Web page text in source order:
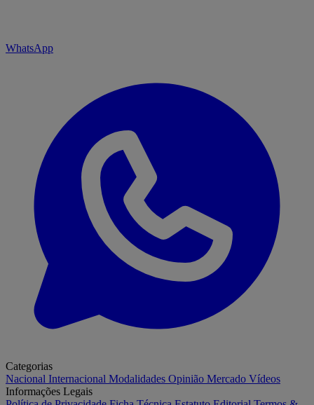
WhatsApp
Categorias
Nacional Internacional Modalidades Opinião Mercado Vídeos
Informações Legais